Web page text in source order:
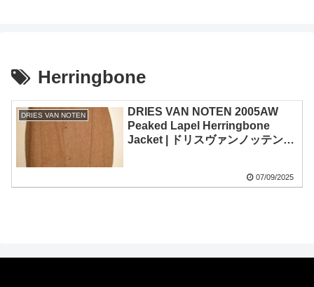
Herringbone
DRIES VAN NOTEN
DRIES VAN NOTEN 2005AW
Peaked Lapel Herringbone
Jacket | ドリスヴァンノッテン
07/09/2025